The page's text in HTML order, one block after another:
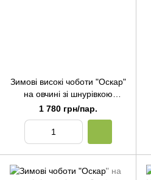
Зимові високі чоботи "Оскар"
на овчині зі шнурівкою
Cordura сині Premium Litma
(40–46 р.) 40
1 780 грн/пар.